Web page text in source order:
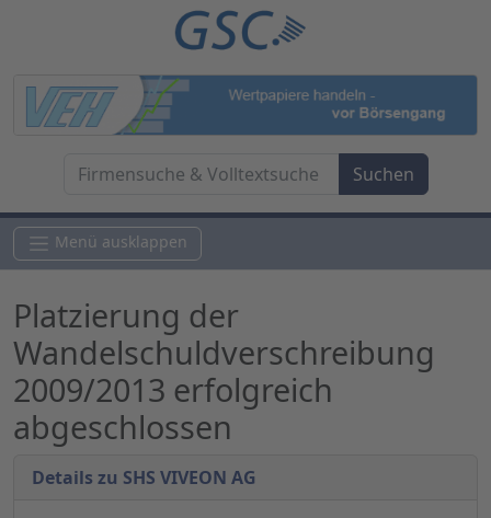
Menü ausklappen
Platzierung der
Wandelschuldverschreibung
2009/2013 erfolgreich
abgeschlossen
Details zu SHS VIVEON AG